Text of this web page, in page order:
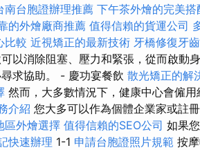
南台胞證辦理推薦 下午茶外燴的完美搭
的外燴廠商推薦 值得信賴的貨運公司
比較 近視矯正的最新技術 牙橋修復牙
以消除阻塞、壓力和緊張，從而啟動
求協助。 - 慶功宴餐飲 散光矯正的解
然而，大多數情況下，健康中心會僱用
介紹 您大多可以作為個體企業家或註
區外燴選擇 值得信賴的SEO公司 如果
快速辦理 1-1 申請台胞證照片規範 按